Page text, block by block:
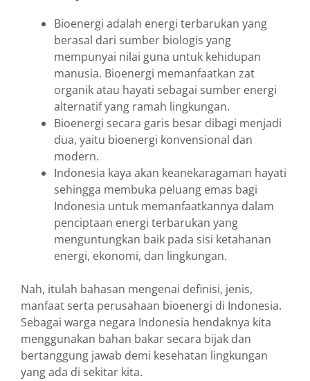
Bioenergi adalah energi terbarukan yang
berasal dari sumber biologis yang
mempunyai nilai guna untuk kehidupan
manusia. Bioenergi memanfaatkan zat
organik atau hayati sebagai sumber energi
alternatif yang ramah lingkungan.
Bioenergi secara garis besar dibagi menjadi
dua, yaitu bioenergi konvensional dan
modern.
Indonesia kaya akan keanekaragaman hayati
sehingga membuka peluang emas bagi
Indonesia untuk memanfaatkannya dalam
penciptaan energi terbarukan yang
menguntungkan baik pada sisi ketahanan
energi, ekonomi, dan lingkungan.
Nah, itulah bahasan mengenai definisi, jenis,
manfaat serta perusahaan bioenergi di Indonesia.
Sebagai warga negara Indonesia hendaknya kita
menggunakan bahan bakar secara bijak dan
bertanggung jawab demi kesehatan lingkungan
yang ada di sekitar kita.